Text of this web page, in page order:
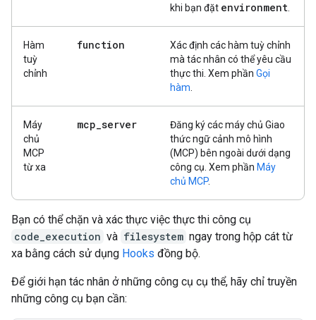
khi bạn đặt environment
Hàm
tuỳ
chỉnh
function
Xác định các hàm tuỳ chỉnh
mà tác nhân có thể yêu cầu
thực thi. Xem phần Gọi
hàm
Máy
chủ
MCP
từ xa
mcp_server
Đăng ký các máy chủ Giao
thức ngữ cảnh mô hình
(MCP) bên ngoài dưới dạng
công cụ. Xem phần Máy
chủ MCP.
Bạn có thể chặn và xác thực việc thực thi công cụ
code_execution và filesystem ngay trong hộp cát từ
xa bằng cách sử dụng Hooks đồng bộ.
Để giới hạn tác nhân ở những công cụ cụ thể, hãy chỉ truyền
những công cụ bạn cần: